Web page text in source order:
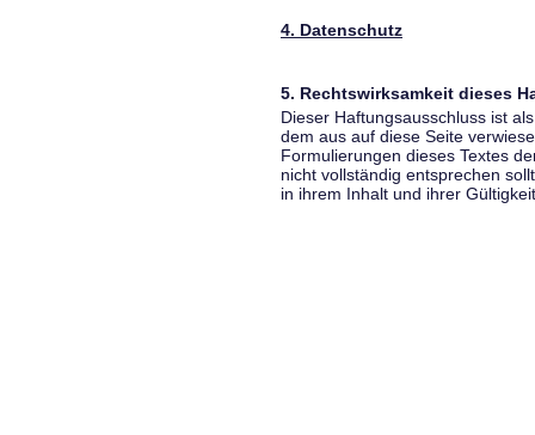
4. Datenschutz
5. Rechtswirksamkeit dieses
Dieser Haftungsausschluss ist
dem aus auf diese Seite
Formulierungen dieses Textes
nicht vollständig entsprechen
in ihrem Inhalt und ihrer